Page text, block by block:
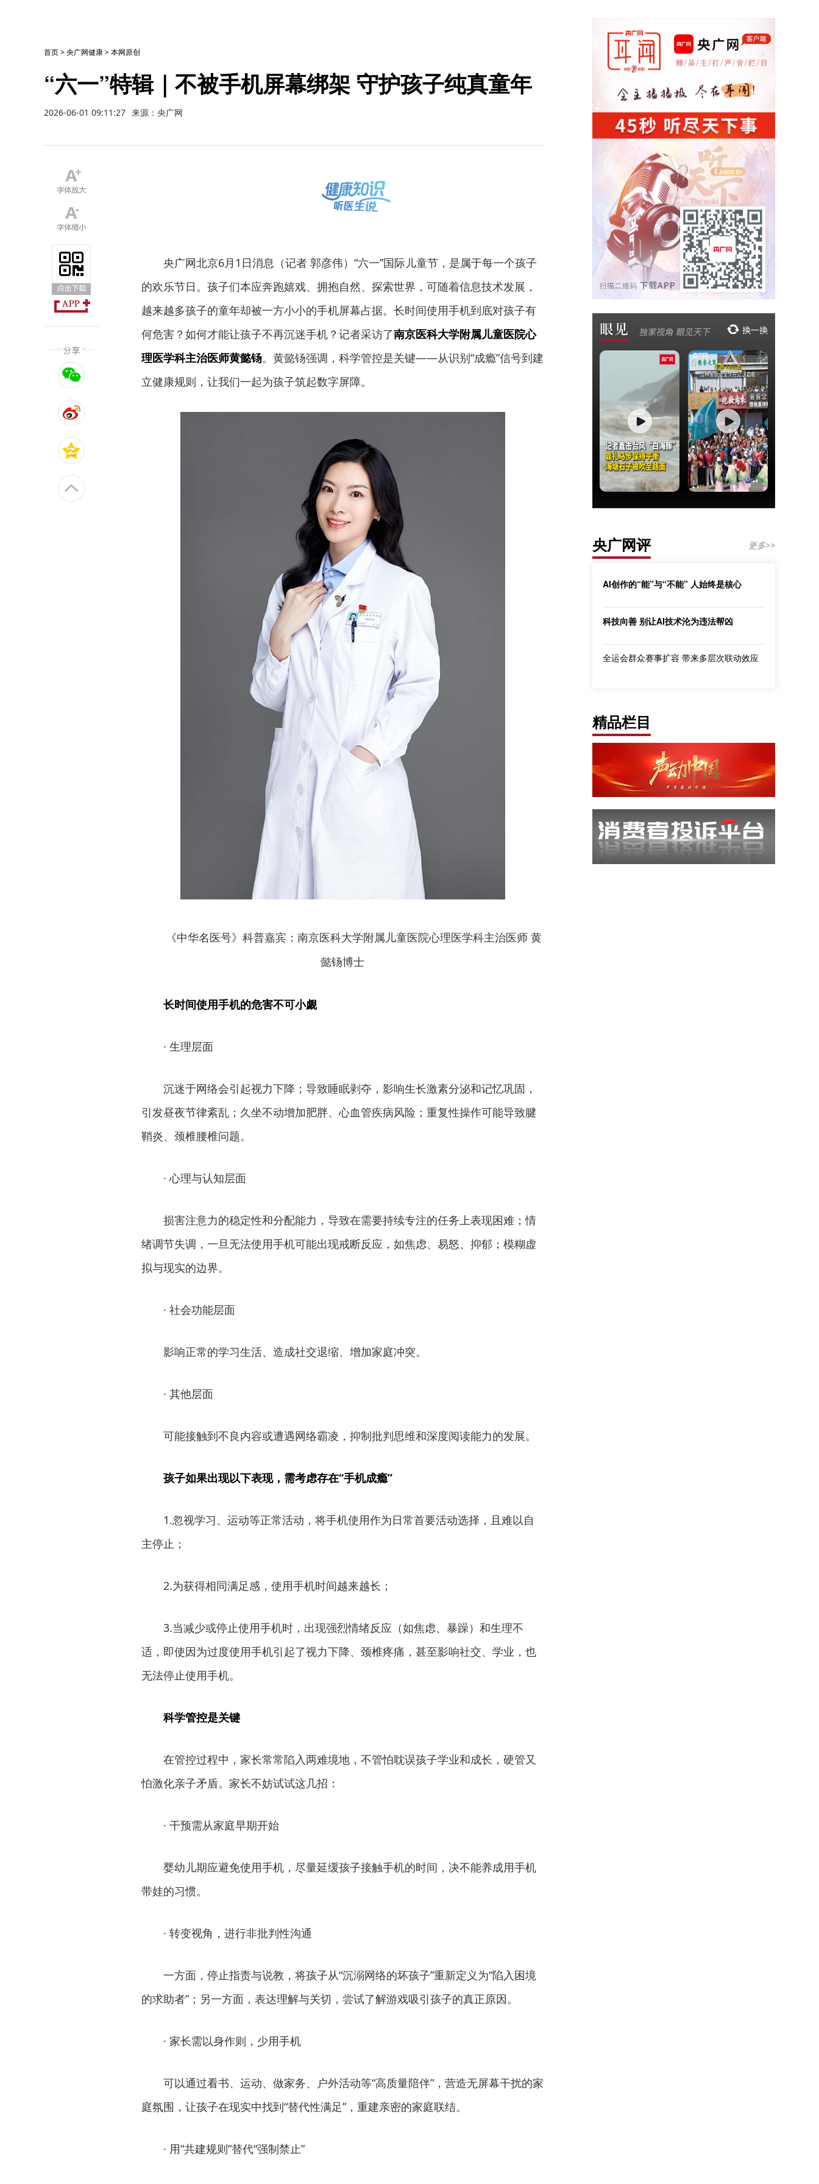
首页>央广网健康>本网原创
“六一”特辑｜不被手机屏幕绑架 守护孩子纯真童年
2026-06-01 09:11:27 来源：央广网
央广网北京6月1日消息（记者 郭彦伟）“六一”国际儿童节，是属于每一个孩子
的欢乐节日。孩子们本应奔跑嬉戏、拥抱自然、探索世界，可随着信息技术发展，
越来越多孩子的童年却被一方小小的手机屏幕占据。长时间使用手机到底对孩子有
何危害？如何才能让孩子不再沉迷手机？记者采访了南京医科大学附属儿童医院心
理医学科主治医师黄懿钖。黄懿钖强调，科学管控是关键——从识别“成瘾”信号到建
立健康规则，让我们一起为孩子筑起数字屏障。
《中华名医号》科普嘉宾：南京医科大学附属儿童医院心理医学科主治医师 黄
懿钖博士
长时间使用手机的危害不可小觑
· 生理层面
沉迷于网络会引起视力下降；导致睡眠剥夺，影响生长激素分泌和记忆巩固，
引发昼夜节律紊乱；久坐不动增加肥胖、心血管疾病风险；重复性操作可能导致腱
鞘炎、颈椎腰椎问题。
· 心理与认知层面
损害注意力的稳定性和分配能力，导致在需要持续专注的任务上表现困难；情
绪调节失调，一旦无法使用手机可能出现戒断反应，如焦虑、易怒、抑郁；模糊虚
拟与现实的边界。
· 社会功能层面
影响正常的学习生活、造成社交退缩、增加家庭冲突。
· 其他层面
可能接触到不良内容或遭遇网络霸凌，抑制批判思维和深度阅读能力的发展。
孩子如果出现以下表现，需考虑存在“手机成瘾”
1.忽视学习、运动等正常活动，将手机使用作为日常首要活动选择，且难以自
主停止；
2.为获得相同满足感，使用手机时间越来越长；
3.当减少或停止使用手机时，出现强烈情绪反应（如焦虑、暴躁）和生理不
适，即使因为过度使用手机引起了视力下降、颈椎疼痛，甚至影响社交、学业，也
无法停止使用手机。
科学管控是关键
在管控过程中，家长常常陷入两难境地，不管怕耽误孩子学业和成长，硬管又
怕激化亲子矛盾。家长不妨试试这几招：
· 干预需从家庭早期开始
婴幼儿期应避免使用手机，尽量延缓孩子接触手机的时间，决不能养成用手机
带娃的习惯。
· 转变视角，进行非批判性沟通
一方面，停止指责与说教，将孩子从“沉溺网络的坏孩子”重新定义为“陷入困境
的求助者”；另一方面，表达理解与关切，尝试了解游戏吸引孩子的真正原因。
· 家长需以身作则，少用手机
可以通过看书、运动、做家务、户外活动等“高质量陪伴”，营造无屏幕干扰的家
庭氛围，让孩子在现实中找到“替代性满足”，重建亲密的家庭联结。
· 用“共建规则”替代“强制禁止”
央广网评 更多>>
AI创作的“能”与“不能” 人始终是核心
科技向善 别让AI技术沦为违法帮凶
全运会群众赛事扩容 带来多层次联动效应
精品栏目